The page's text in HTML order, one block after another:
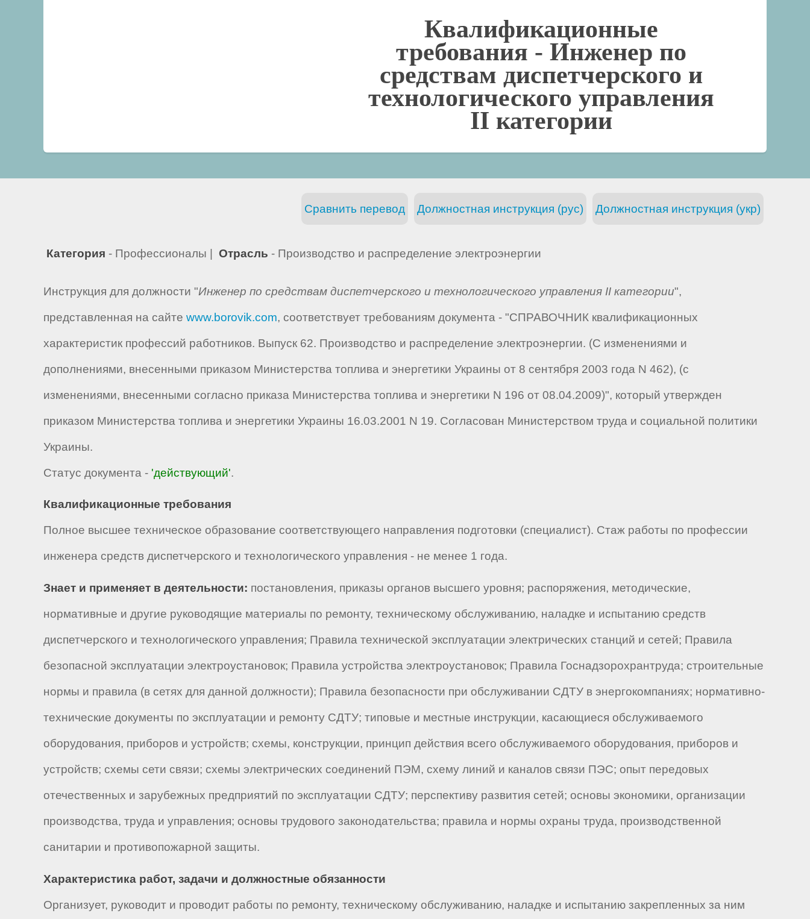
Квалификационные
требования -Инженер по
средствам диспетчерского и
технологического управления
II категории
Должностная инструкция (укр)
Должностная инструкция (рус)
Сравнить перевод
Категория - Профессионалы | Отрасль - Производство и распределение электроэнергии
Инструкция для должности "Инженер по средствам диспетчерского и технологического управления II категории",
представленная на сайте www.borovik.com, соответствует требованиям документа - "СПРАВОЧНИК квалификационных
характеристик профессий работников. Выпуск 62. Производство и распределение электроэнергии. (С изменениями и
дополнениями, внесенными приказом Министерства топлива и энергетики Украины от 8 сентября 2003 года N 462), (с
изменениями, внесенными согласно приказа Министерства топлива и энергетики N 196 от 08.04.2009)", который утвержден
приказом Министерства топлива и энергетики Украины 16.03.2001 N 19. Согласован Министерством труда и социальной политики
Украины.
Статус документа - 'действующий'.
Квалификационные требования
Полное высшее техническое образование соответствующего направления подготовки (специалист). Стаж работы по профессии
инженера средств диспетчерского и технологического управления - не менее 1 года.
Знает и применяет в деятельности: постановления, приказы органов высшего уровня; распоряжения, методические,
нормативные и другие руководящие материалы по ремонту, техническому обслуживанию, наладке и испытанию средств
диспетчерского и технологического управления; Правила технической эксплуатации электрических станций и сетей; Правила
безопасной эксплуатации электроустановок; Правила устройства электроустановок; Правила Госнадзорохрантруда; строительные
нормы и правила (в сетях для данной должности); Правила безопасности при обслуживании СДТУ в энергокомпаниях; нормативно-
технические документы по эксплуатации и ремонту СДТУ; типовые и местные инструкции, касающиеся обслуживаемого
оборудования, приборов и устройств; схемы, конструкции, принцип действия всего обслуживаемого оборудования, приборов и
устройств; схемы сети связи; схемы электрических соединений ПЭМ, схему линий и каналов связи ПЭС; опыт передовых
отечественных и зарубежных предприятий по эксплуатации СДТУ; перспективу развития сетей; основы экономики, организации
производства, труда и управления; основы трудового законодательства; правила и нормы охраны труда, производственной
санитарии и противопожарной защиты.
Характеристика работ, задачи и должностные обязанности
Организует, руководит и проводит работы по ремонту, техническому обслуживанию, наладке и испытанию закрепленных за ним